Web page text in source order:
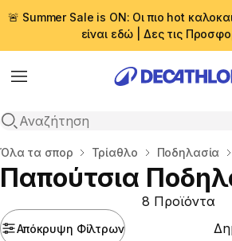
🚨 Summer Sale is ON: Οι πιο hot
είναι εδώ | Δες τις
Menu
Αναζήτηση
Αρχική σελίδα
Όλα τα σπορ Τρίαθλο Ποδηλασία
Παπούτσια
Απόκρυψη Φίλτρων
8 Προϊόντα